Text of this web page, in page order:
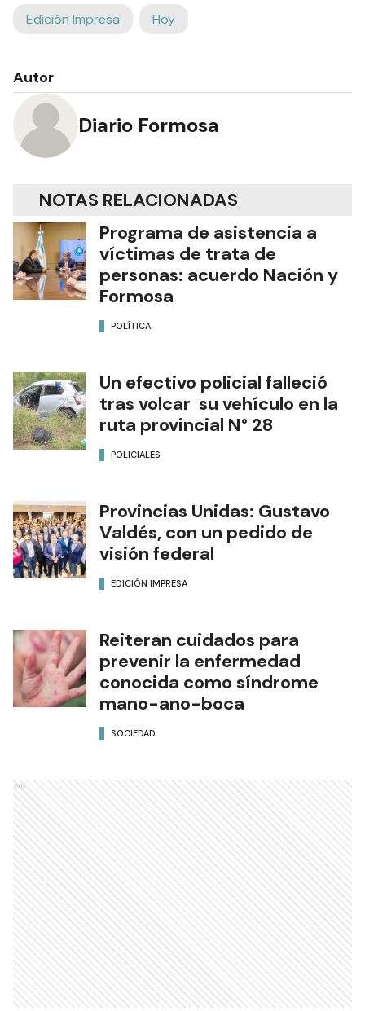
Edición Impresa Hoy
Autor
Diario Formosa
NOTAS RELACIONADAS
Programa de asistencia a
víctimas de trata de
personas: acuerdo Nación y
Formosa
POLÍTICA
Un efectivo policial falleció
tras volcar su vehículo en la
ruta provincial N° 28
POLICIALES
Provincias Unidas: Gustavo
Valdés, con un pedido de
visión federal
EDICIÓN IMPRESA
Reiteran cuidados para
prevenir la enfermedad
conocida como síndrome
mano-ano-boca
SOCIEDAD
Ads